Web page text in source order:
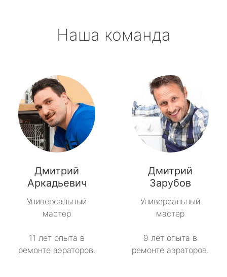
Наша команда
Дмитрий
Аркадьевич
Универсальный
мастер
11 лет опыта в
ремонте аэраторов.
Дмитрий
Зарубов
Универсальный
мастер
9 лет опыта в
ремонте аэраторов.